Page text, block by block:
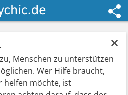
×
,
Menschen zu unterstützen
Wer Hilfe braucht,
helfen möchte, ist